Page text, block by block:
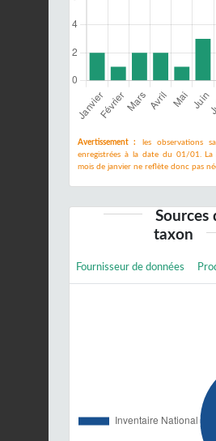
Avertissement :
les observations
enregistrées à la date du 01/01. La
mois de janvier ne reflète donc pas
Sources
taxon
Fournisseur de données